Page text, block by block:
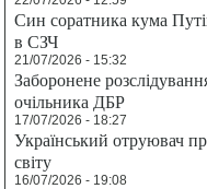
Син соратника кума
в СЗЧ
21/07/2026 - 15:32
Заборонене
очільника ДБР
17/07/2026 - 18:27
Український отруювач
світу
16/07/2026 - 19:08